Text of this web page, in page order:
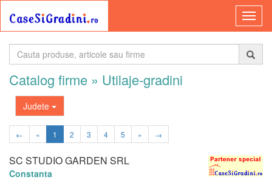
Catalog firme » Utilaje-gradini
Judete
← « 1 2 3 4 5 » →
SC STUDIO GARDEN SRL
Constanta